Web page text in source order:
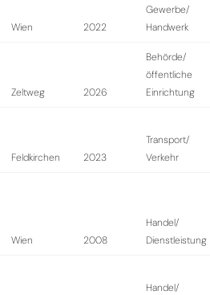
Wien 2022
Gewerbe/
Handwerk
Zeltweg 2026
Behörde/
öffentliche
Einrichtung
Feldkirchen 2023
Transport/
Verkehr
Wien 2008
Handel/
Dienstleistung
Handel/